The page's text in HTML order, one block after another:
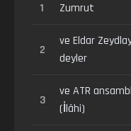
1 Zumrut
2
ve Eldar
deyler
3
ve ATR
(İlâhi)